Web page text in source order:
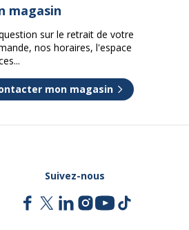
5 ans
magasin
sur le retrait de votre
nos horaires, l'espace
mon magasin
Suivez-nous